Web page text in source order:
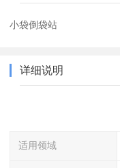
小袋倒袋站
详细说明
适用领域